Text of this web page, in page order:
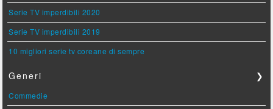
Serie TV imperdibili 2020
Serie TV imperdibili 2019
10 migliori serie tv coreane di sempre
Generi ❯
Commedie